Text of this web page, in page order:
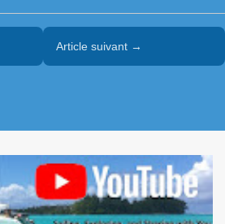
Article suivant →